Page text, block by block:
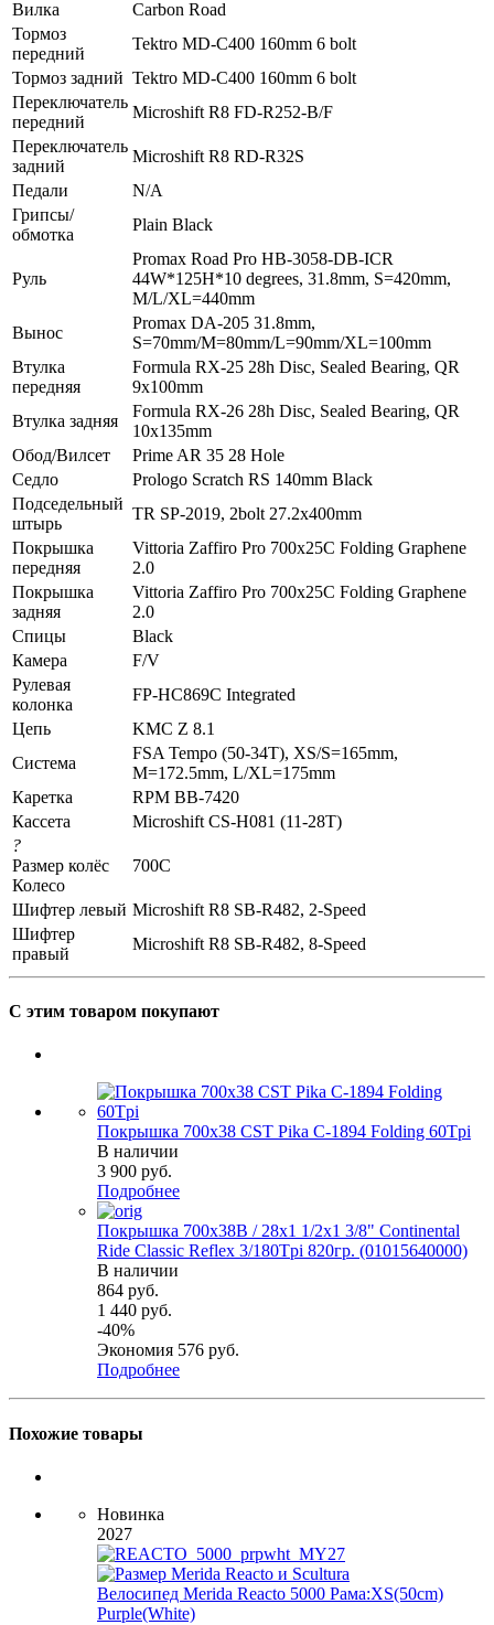
Вилка
Carbon Road
Тормоз
передний
Tektro MD-C400 160mm 6 bolt
Тормоз задний Tektro MD-C400 160mm 6 bolt
Переключатель
передний
Microshift R8 FD-R252-B/F
Переключатель
задний
Microshift R8 RD-R32S
Педали
N/A
Грипсы/
обмотка
Plain Black
Руль
Promax Road Pro HB-3058-DB-ICR
44W*125H*10 degrees, 31.8mm, S=420mm,
M/L/XL=440mm
Вынос
Promax DA-205 31.8mm,
S=70mm/M=80mm/L=90mm/XL=100mm
Втулка
передняя
Fоrmulа RX-25 28h Disс, Sеаlеd Веаring, QR
9х100mm
Втулка задняя
Fоrmulа RX-26 28h Disс, Sеаlеd Веаring, QR
10х135mm
Обод/Вилсет
Prime AR 35 28 Hole
Седло
Prologo Scratch RS 140mm Black
Подседельный
штырь
TR SP-2019, 2bolt 27.2x400mm
Покрышка
передняя
Vittoria Zaffiro Pro 700x25C Folding Graphene
2.0
Покрышка
задняя
Vittoria Zaffiro Pro 700x25C Folding Graphene
2.0
Спицы
Black
Камера
F/V
Рулевая
колонка
FP-HC869C Integrated
Цепь
KMC Z 8.1
Система
FSA Tempo (50-34T), XS/S=165mm,
M=172.5mm, L/XL=175mm
Каретка
RPM BB-7420
Кассета
Microshift CS-H081 (11-28T)
?
Размер колёс
Колесо
700C
Шифтер левый Microshift R8 SB-R482, 2-Speed
Шифтер
правый
Microshift R8 SB-R482, 8-Speed
С этим товаром покупают
Покрышка 700x38 CST Pika C-1894 Folding 60Tpi
В наличии
3 900 руб.
Подробнее
Покрышка 700x38B / 28x1 1/2х1 3/8" Continental
Ride Classic Reflex 3/180Tpi 820гр. (01015640000)
В наличии
864 руб.
1 440 руб.
-40%
Экономия 576 руб.
Подробнее
Похожие товары
Новинка
2027
Велосипед Merida Reacto 5000 Рама:XS(50cm)
Purple(White)